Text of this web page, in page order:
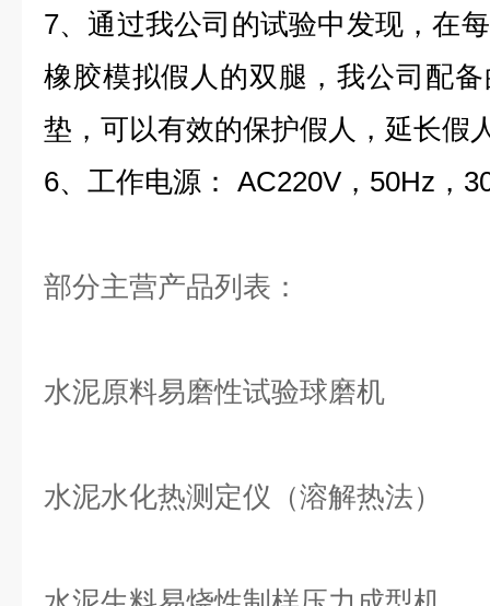
7、通过我公司的试验中发现，在
橡胶模拟假人的双腿，我公司配
垫，可以有效的保护假人，延长假
6、工作电源： AC220V，50Hz，
部分主营产品列表：
水泥原料易磨性试验球磨机
水泥水化热测定仪（溶解热法）